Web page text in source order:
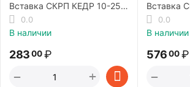
Вставка СКРП КЕДР 10-25
200А
0.0
В наличии
28300 ₽
+
−
Вставка
300А
0.0
В наличии
57600 ₽
−